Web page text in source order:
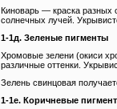
Киноварь — краска разных
солнечных лучей.
1-1д. Зеленые пигменты
Хромовые зелени (окиси
различные оттенки.
Зелень свинцовая
1-1е. Коричневые